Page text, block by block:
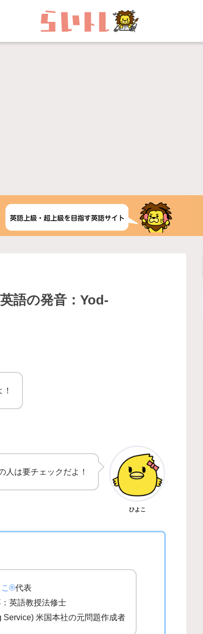
語の発音：Yod-
人は要チェックだよ！
ひよこ
こ®代表
英語教授法修士
Service) 米国本社の元問題作成者